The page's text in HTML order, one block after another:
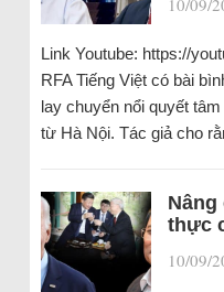
10/09/
Link Youtube: https://
RFA Tiếng Việt có bài
lay chuyển nổi quyết
từ Hà Nội. Tác giả cho
Nâng
thực
10/09/